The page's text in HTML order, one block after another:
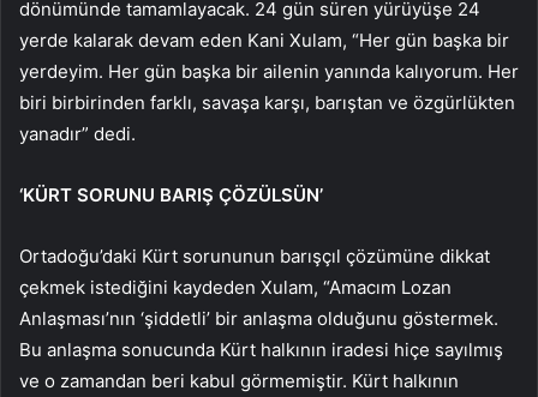
dönümünde tamamlayacak. 24 gün süren yürüyüşe 24
yerde kalarak devam eden Kani Xulam, “Her gün başka bir
yerdeyim. Her gün başka bir ailenin yanında kalıyorum. Her
biri birbirinden farklı, savaşa karşı, barıştan ve özgürlükten
yanadır” dedi.
‘KÜRT SORUNU BARIŞ ÇÖZÜLSÜN’
Ortadoğu’daki Kürt sorununun barışçıl çözümüne dikkat
çekmek istediğini kaydeden Xulam, “Amacım Lozan
Anlaşması’nın ‘şiddetli’ bir anlaşma olduğunu göstermek.
Bu anlaşma sonucunda Kürt halkının iradesi hiçe sayılmış
ve o zamandan beri kabul görmemiştir. Kürt halkının